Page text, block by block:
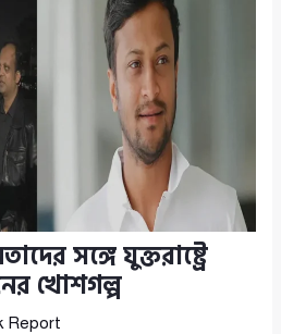
সঙ্গে যুক্তরাষ্ট্রে
খোশগল্প
Report